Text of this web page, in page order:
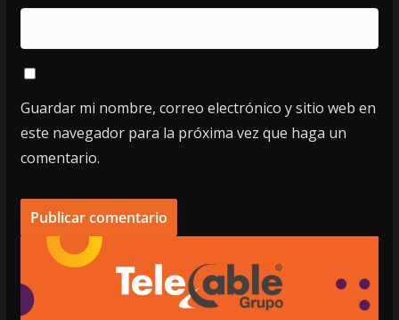
Guardar mi nombre, correo electrónico y sitio web en
este navegador para la próxima vez que haga un
comentario.